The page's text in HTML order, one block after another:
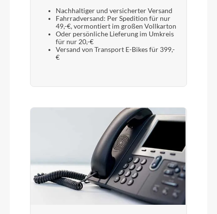
Nachhaltiger und versicherter Versand
Fahrradversand: Per Spedition für nur
49,-€, vormontiert im großen Vollkarton
Oder persönliche Lieferung im Umkreis
für nur 20,-€
Versand von Transport E-Bikes für 399,-
€